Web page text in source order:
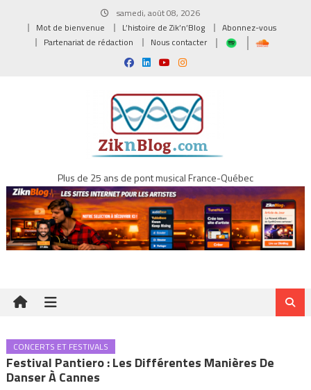
samedi, août 08, 2026
Mot de bienvenue
L’histoire de Zik’n’Blog
Abonnez-vous
Partenariat de rédaction
Nous contacter
Plus de 25 ans de pont musical France-Québec
CONCERTS ET FESTIVALS
Festival Pantiero : Les Différentes Manières De
Danser À Cannes